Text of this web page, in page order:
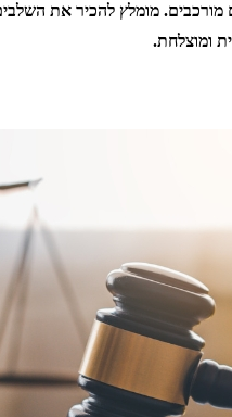
מורכבים. מומלץ להכיר את
ומוצלחת.